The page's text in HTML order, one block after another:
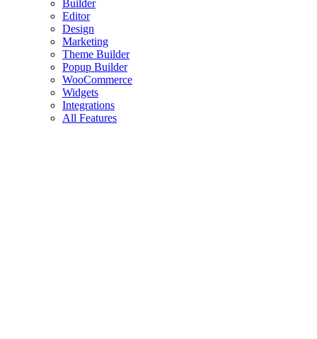
Builder
Editor
Design
Marketing
Theme Builder
Popup Builder
WooCommerce
Widgets
Integrations
All Features